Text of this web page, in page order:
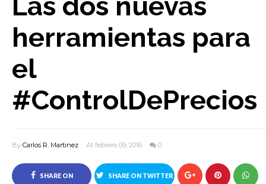
herramientas para
el
#ControlDePrecios
By Carlos R. Martinez At febrero 09, 2016 0
SHARE ON SHARE ON TWITTER